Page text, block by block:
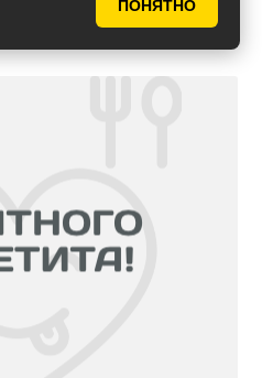
ПОНЯТНО